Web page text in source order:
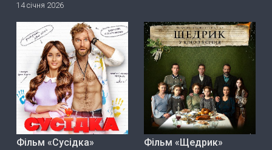
14 січня 2026
Фільм «Сусідка» Фільм «Щедрик»